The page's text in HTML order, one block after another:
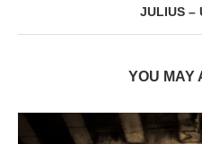
JULIUS –
YOU MAY